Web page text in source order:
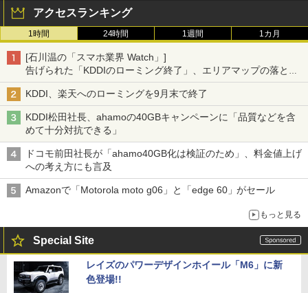
アクセスランキング
1時間 24時間 1週間 1カ月
[石川温の「スマホ業界 Watch」]
告げられた「KDDIのローミング終了」、エリアマップの落とし
穴と楽天モバイルの課題
KDDI、楽天へのローミングを9月末で終了
KDDI松田社長、ahamoの40GBキャンペーンに「品質などを含
めて十分対抗できる」
ドコモ前田社長が「ahamo40GB化は検証のため」、料金値上げ
への考え方にも言及
Amazonで「Motorola moto g06」と「edge 60」がセール
もっと見る
Special Site
レイズのパワーデザインホイール「M6」に新
色登場!!